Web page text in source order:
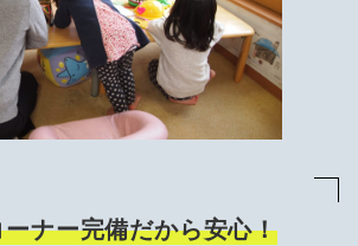
ナー完備だから安心！